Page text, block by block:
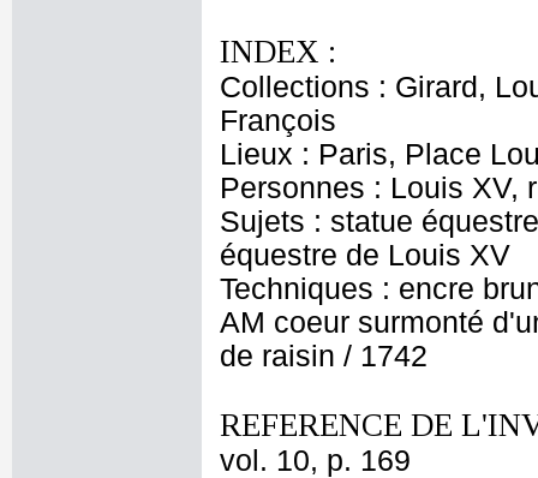
INDEX :
Collections : Girard,
François
Lieux : Paris, Place
Personnes : Louis XV,
Sujets : statue
équestre de Louis XV
Techniques : encre
AM coeur surmonté
de raisin / 1742
REFERENCE DE
vol. 10, p. 169